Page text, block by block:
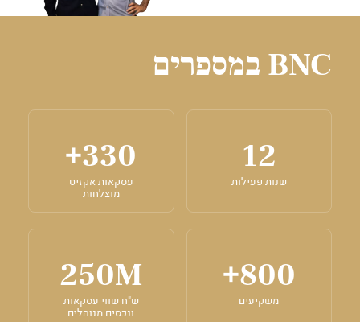
BNC במספרים
12
שנות פעילות
330
+
עסקאות אקזיט
מוצלחות
800
+
משקיעים
250M
ש"ח שווי עסקאות
ונכסים מנוהלים